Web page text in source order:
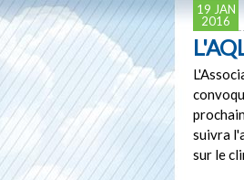
19 JAN
2016
suivra
sur le